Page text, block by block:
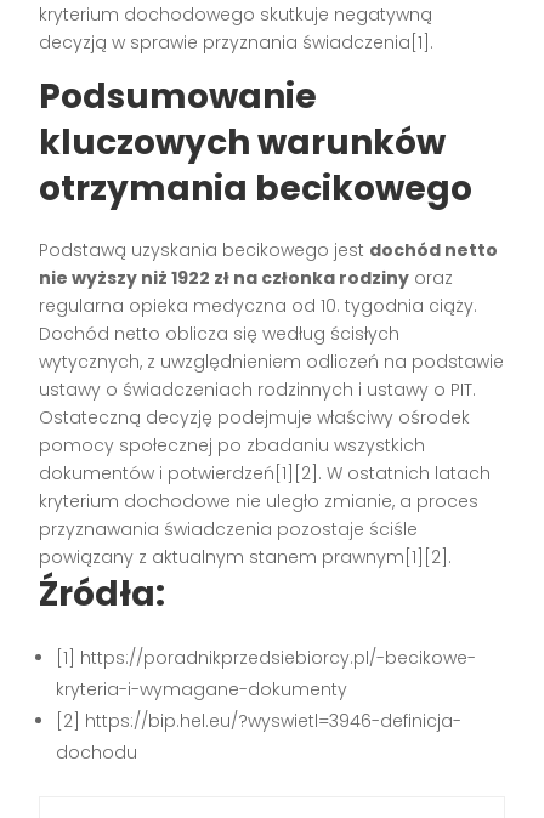
kryterium dochodowego skutkuje negatywną
decyzją w sprawie przyznania świadczenia[1].
Podsumowanie
kluczowych warunków
otrzymania becikowego
Podstawą uzyskania becikowego jest dochód netto
nie wyższy niż 1922 zł na członka rodziny oraz
regularna opieka medyczna od 10. tygodnia ciąży.
Dochód netto oblicza się według ścisłych
wytycznych, z uwzględnieniem odliczeń na podstawie
ustawy o świadczeniach rodzinnych i ustawy o PIT.
Ostateczną decyzję podejmuje właściwy ośrodek
pomocy społecznej po zbadaniu wszystkich
dokumentów i potwierdzeń[1][2]. W ostatnich latach
kryterium dochodowe nie uległo zmianie, a proces
przyznawania świadczenia pozostaje ściśle
powiązany z aktualnym stanem prawnym[1][2].
Źródła:
[1] https://poradnikprzedsiebiorcy.pl/-becikowe-
kryteria-i-wymagane-dokumenty
[2] https://bip.hel.eu/?wyswietl=3946-definicja-
dochodu